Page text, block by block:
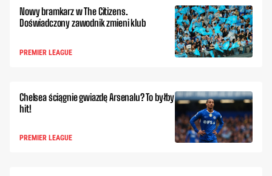
Nowy bramkarz w The Citizens.
Doświadczony zawodnik zmieni klub
PREMIER LEAGUE
Chelsea ściągnie gwiazdę Arsenalu? To byłby
hit!
PREMIER LEAGUE